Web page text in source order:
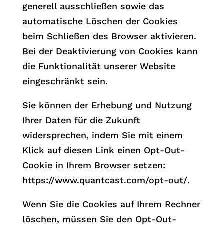
generell ausschließen sowie das
automatische Löschen der Cookies
beim Schließen des Browser aktivieren.
Bei der Deaktivierung von Cookies kann
die Funktionalität unserer Website
eingeschränkt sein.
Sie können der Erhebung und Nutzung
Ihrer Daten für die Zukunft
widersprechen, indem Sie mit einem
Klick auf diesen Link einen Opt-Out-
Cookie in Ihrem Browser setzen:
https://www.quantcast.com/opt-out/.
Wenn Sie die Cookies auf Ihrem Rechner
löschen, müssen Sie den Opt-Out-